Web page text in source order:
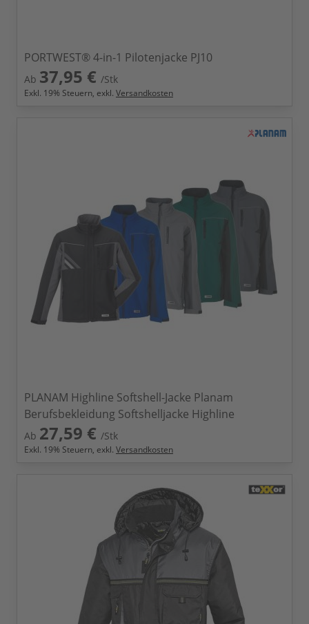
PORTWEST® 4-in-1 Pilotenjacke PJ10
Ab 37,95 € /Stk
Exkl. 19% Steuern, exkl. Versandkosten
PLANAM Highline Softshell-Jacke Planam
Berufsbekleidung Softshelljacke Highline
Ab 27,59 € /Stk
Exkl. 19% Steuern, exkl. Versandkosten